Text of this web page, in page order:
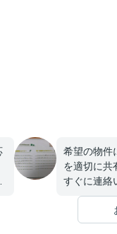
希望の物件
を適切に共
すぐに連絡